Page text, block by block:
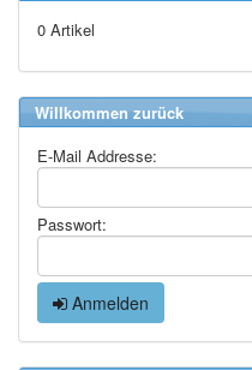
0 Artikel
Willkommen zurück
E-Mail Addresse:
Passwort:
Anmelden